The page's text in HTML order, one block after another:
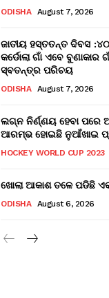
ODISHA August 7, 2026
ଜାତୀୟ ହସ୍ତତନ୍ତ ଦିବସ
କର୍ଡୋଲା ଗାଁ ଏବେ ବୁଣାକାର
ସ୍ବତନ୍ତ୍ର ପରିଚୟ
ODISHA August 7, 2026
ଲଗ୍ନ ନିର୍ଣ୍ଣୟ ହେବା ପରେ
ଆରମ୍ଭ ହୋଇଛି ନୁଆଁଖାଇ
HOCKEY WORLD CUP 2023
ଖୋଲା ଆକାଶ ତଳେ ପଡିଛି
ODISHA August 6, 2026